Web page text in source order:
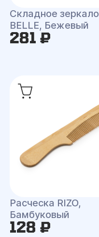
Складное зеркало
BELLE, Бежевый
281 ₽
Расческа RIZO,
Бамбуковый
128 ₽